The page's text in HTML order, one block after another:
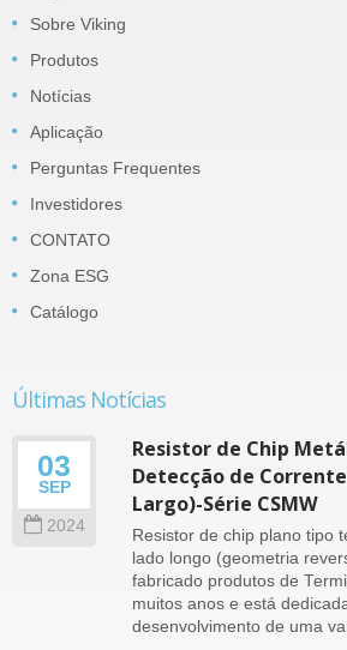
Sobre Viking
Produtos
Notícias
Aplicação
Perguntas Frequentes
Investidores
CONTATO
Zona ESG
Catálogo
Últimas Notícias
03
SEP
2024
Resistor de Chip
Detecção de
Largo)-Série CSMW
Resistor de chip plano tipo
lado longo (geometria
fabricado produtos de
muitos anos e está
desenvolvimento de uma